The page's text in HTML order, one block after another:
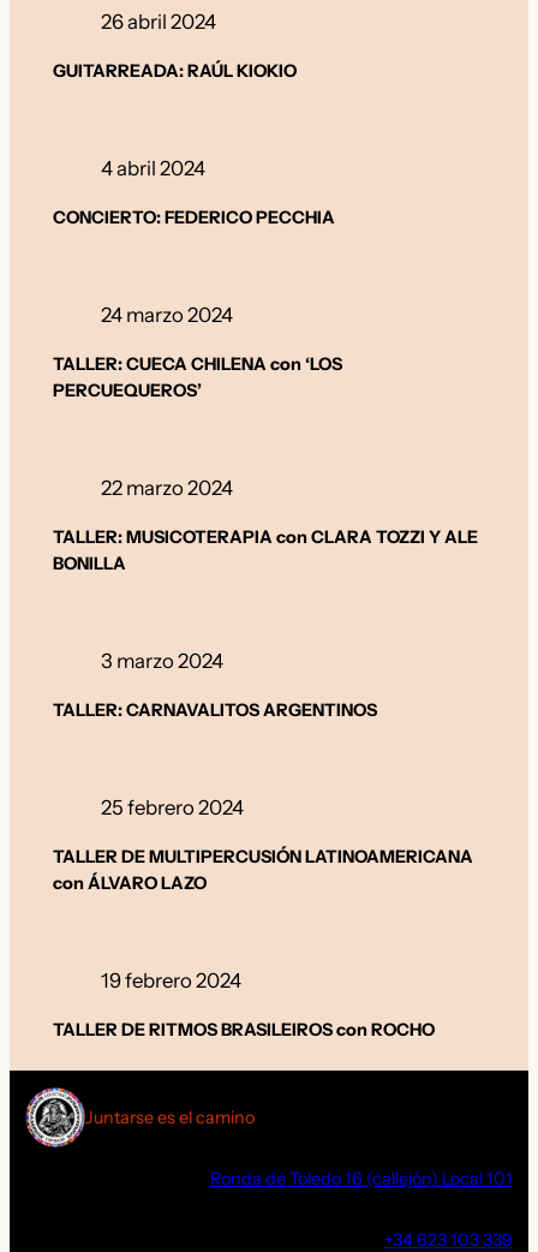
26 abril 2024
GUITARREADA: RAÚL KIOKIO
4 abril 2024
CONCIERTO: FEDERICO PECCHIA
24 marzo 2024
TALLER: CUECA CHILENA con ‘LOS
PERCUEQUEROS’
22 marzo 2024
TALLER: MUSICOTERAPIA con CLARA TOZZI Y ALE
BONILLA
3 marzo 2024
TALLER: CARNAVALITOS ARGENTINOS
25 febrero 2024
TALLER DE MULTIPERCUSIÓN LATINOAMERICANA
con ÁLVARO LAZO
19 febrero 2024
TALLER DE RITMOS BRASILEIROS con ROCHO
Juntarse es el camino
Ronda de Toledo 16 (callejón) Local 101
+34 623 103 339